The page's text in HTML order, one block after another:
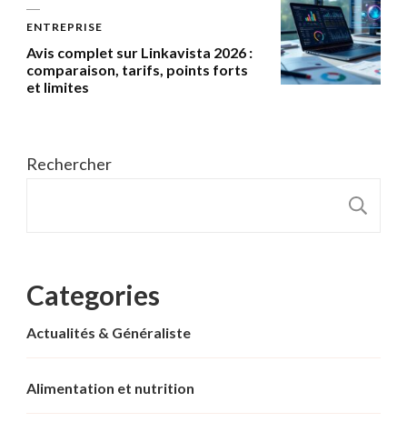
ENTREPRISE
Avis complet sur Linkavista 2026 :
comparaison, tarifs, points forts
et limites
Rechercher
Categories
Actualités & Généraliste
Alimentation et nutrition